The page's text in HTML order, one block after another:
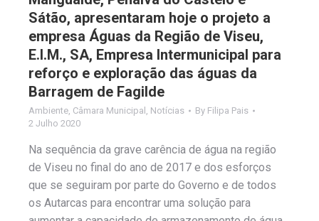
Sátão, apresentaram hoje o projeto a
empresa Águas da Região de Viseu,
E.I.M., SA, Empresa Intermunicipal para
reforço e exploração das águas da
Barragem de Fagilde
Ambiente Câmara Municipal Notícias By Filipa Pais
2 Julho 2020
Na sequência da grave carência de água na região
de Viseu no final do ano de 2017 e dos esforços
que se seguiram por parte do Governo e de todos
os Autarcas para encontrar uma solução para